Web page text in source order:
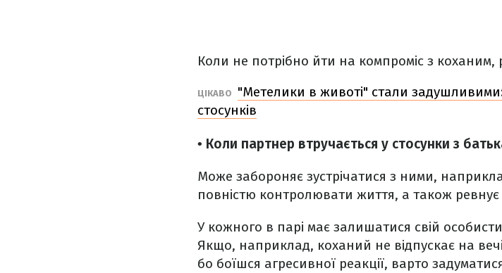
Коли не потрібно йти на компроміс з коханим,
ЦІКАВО
"Метелики в животі" стали
стосунків
• Коли партнер втручається у стосунки з
Може забороняє зустрічатися з ними,
повністю контролювати життя, а також
У кожного в парі має залишатися свій
Якщо, наприклад, коханий не відпускає на
бо боїшся агресивної реакції, варто